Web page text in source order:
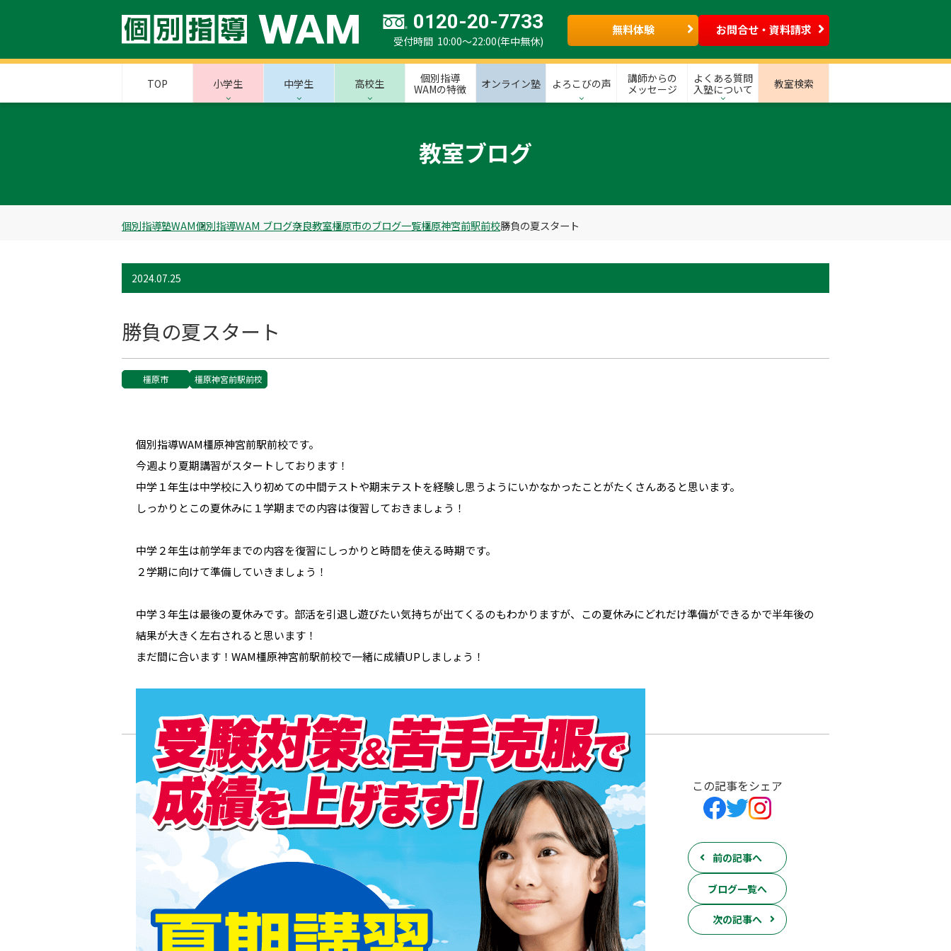
0120-20-7733
受付時間 10:00～22:00(年中無休)
無料体験 お問合せ・資料請求
TOP 小学生 中学生 高校生
個別指導
WAMの特徴
オンライン塾 よろこびの声
講師からの
メッセージ
よくある質問
入塾について
教室検索
教室ブログ
個別指導塾WAM個別指導WAM ブログ奈良教室橿原市のブログ一覧橿原神宮前駅前校勝負の夏スタート
2024.07.25
勝負の夏スタート
橿原市 橿原神宮前駅前校
個別指導WAM橿原神宮前駅前校です。
今週より夏期講習がスタートしております！
中学１年生は中学校に入り初めての中間テストや期末テストを経験し思うようにいかなかったことがたくさんあると思います。
しっかりとこの夏休みに１学期までの内容は復習しておきましょう！
中学２年生は前学年までの内容を復習にしっかりと時間を使える時期です。
２学期に向けて準備していきましょう！
中学３年生は最後の夏休みです。部活を引退し遊びたい気持ちが出てくるのもわかりますが、この夏休みにどれだけ準備ができるかで半年後の
結果が大きく左右されると思います！
まだ間に合います！WAM橿原神宮前駅前校で一緒に成績UPしましょう！
この記事をシェア
前の記事へ
ブログ一覧へ
次の記事へ